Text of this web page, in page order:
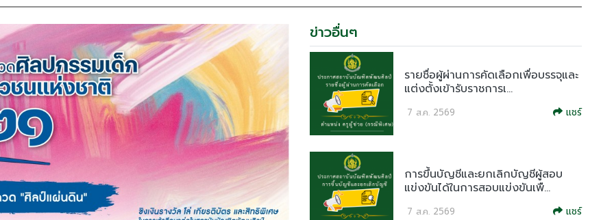
ข่าวอื่นๆ
รายชื่อผู้ผ่านการคัดเลือกเพื่อบรรจุและ
แต่งตั้งเข้ารับราชการเ...
7 ส.ค. 2569 แชร์
การขึ้นบัญชีและยกเลิกบัญชีผู้สอบ
แข่งขันได้ในการสอบแข่งขันเพื...
7 ส.ค. 2569 แชร์